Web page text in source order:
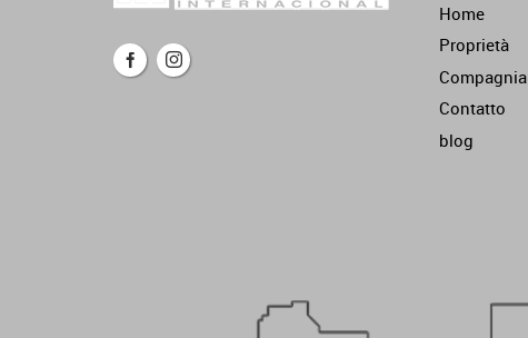
Home
Proprietà
Compagnia
Contatto
blog